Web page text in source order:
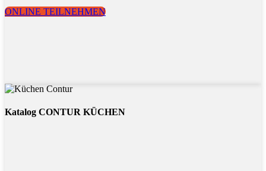
ONLINE TEILNEHMEN
Katalog CONTUR KÜCHEN